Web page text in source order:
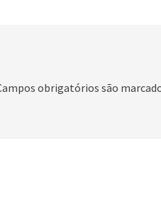
obrigatórios são